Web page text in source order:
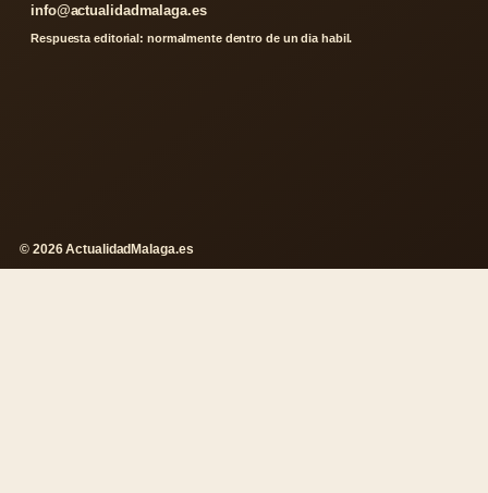
info@actualidadmalaga.es
Respuesta editorial: normalmente dentro de un dia habil.
© 2026 ActualidadMalaga.es